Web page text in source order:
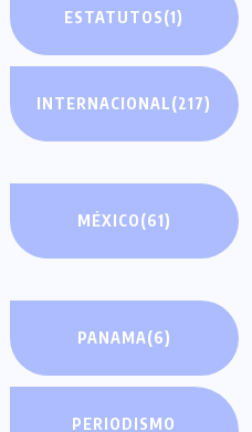
ESTATUTOS(1)
INTERNACIONAL(217)
MÉXICO(61)
PANAMA(6)
PERIODISMO